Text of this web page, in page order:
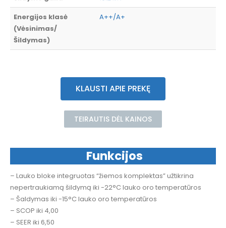
Energijos klasė
(Vėsinimas/
Šildymas)
A++/A+
KLAUSTI APIE PREKĘ
TEIRAUTIS DĖL KAINOS
Funkcijos
– Lauko bloke integruotas “žiemos komplektas” užtikrina
nepertraukiamą šildymą iki -22°C lauko oro temperatūros
– Šaldymas iki -15°C lauko oro temperatūros
– SCOP iki 4,00
– SEER iki 6,50